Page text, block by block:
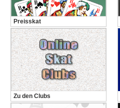
Preisskat
Zu den Clubs